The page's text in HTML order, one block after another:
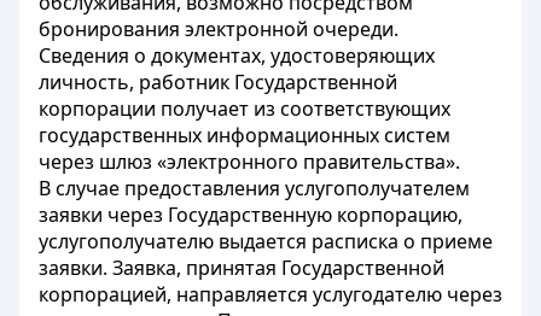
бронирования электронной очереди.
Сведения о документах, удостоверяющих
личность, работник Государственной
корпорации получает из соответствующих
государственных информационных систем
через шлюз «электронного правительства».
В случае предоставления услугополучателем
заявки через Государственную корпорацию,
услугополучателю выдается расписка о приеме
заявки. Заявка, принятая Государственной
корпорацией, направляется услугодателю через